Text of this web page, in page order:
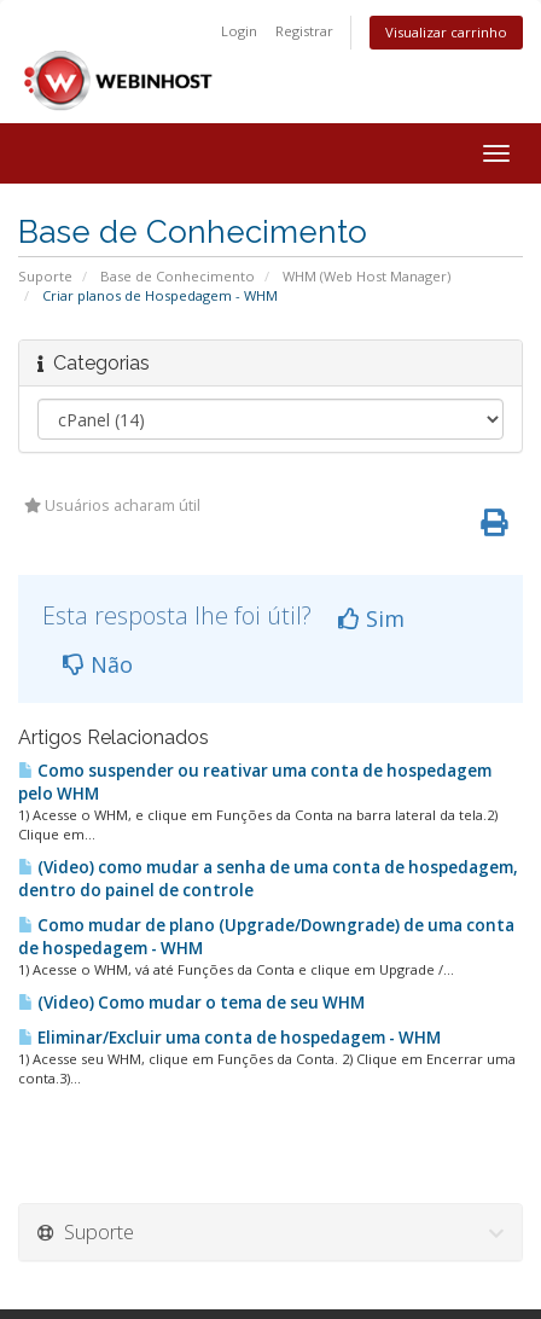
Login Registrar Visualizar carrinho
Base de Conhecimento
Suporte Base de Conhecimento
WHM (Web Host Manager)
Criar planos de Hospedagem - WHM
Categorias
Usuários acharam útil
Esta resposta lhe foi útil?
Sim
Não
Artigos Relacionados
Como suspender ou reativar uma conta de hospedagem
pelo WHM
1) Acesse o WHM, e clique em Funções da Conta na barra lateral da tela.2)
Clique em...
(Video) como mudar a senha de uma conta de hospedagem,
dentro do painel de controle
Como mudar de plano (Upgrade/Downgrade) de uma conta
de hospedagem - WHM
1) Acesse o WHM, vá até Funções da Conta e clique em Upgrade /...
(Video) Como mudar o tema de seu WHM
Eliminar/Excluir uma conta de hospedagem - WHM
1) Acesse seu WHM, clique em Funções da Conta. 2) Clique em Encerrar uma
conta.3)...
Suporte